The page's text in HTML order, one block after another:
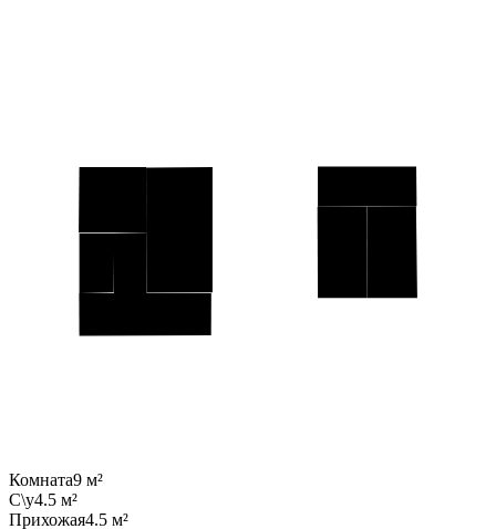
Комната9 м²
С\у4.5 м²
Прихожая4.5 м²